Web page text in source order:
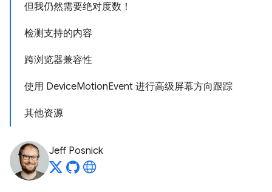
但我仍然需要绝对度数！
检测支持的内容
跨浏览器兼容性
使用 DeviceMotionEvent 进行高级屏幕方向跟踪
其他资源
Jeff Posnick